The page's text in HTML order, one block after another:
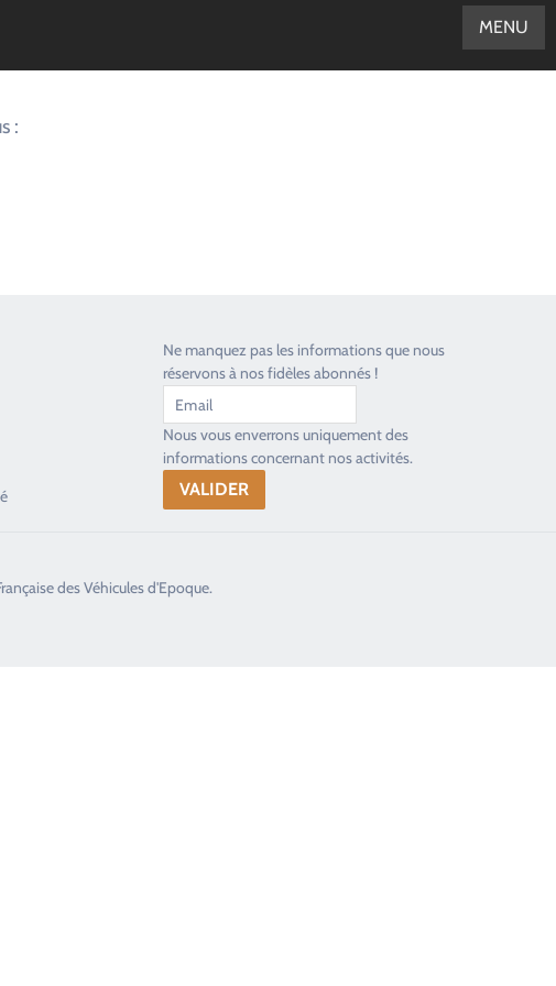
:
Ne manquez pas les informations que nous
réservons à nos fidèles abonnés !
Nous vous enverrons uniquement des
informations concernant nos activités.
des Véhicules d'Epoque.
Good Timers Assistance
Toujours heureux d'aider les passionnés
MENU